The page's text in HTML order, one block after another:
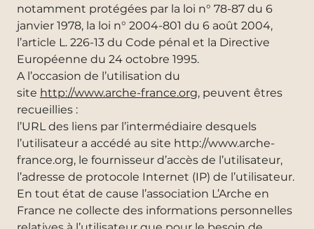
notamment protégées par la loi n° 78-87 du 6
janvier 1978, la loi n° 2004-801 du 6 août 2004,
l’article L. 226-13 du Code pénal et la Directive
Européenne du 24 octobre 1995.
A l’occasion de l’utilisation du
site http://www.arche-france.org, peuvent êtres
recueillies :
l’URL des liens par l’intermédiaire desquels
l’utilisateur a accédé au site http://www.arche-
france.org, le fournisseur d’accès de l’utilisateur,
l’adresse de protocole Internet (IP) de l’utilisateur.
En tout état de cause l’association L’Arche en
France ne collecte des informations personnelles